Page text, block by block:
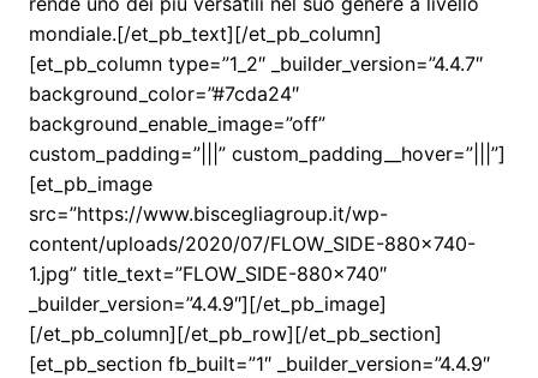
mondiale.[/et_pb_text][/et_pb_column]
[et_pb_column type=”1_2″ _builder_version=”4.4.7″
background_color=”#7cda24″
background_enable_image=”off”
custom_padding=”|||” custom_padding__hover=”|||”]
[et_pb_image
src=”https://www.biscegliagroup.it/wp-
content/uploads/2020/07/FLOW_SIDE-880×740-
1.jpg” title_text=”FLOW_SIDE-880×740″
_builder_version=”4.4.9″][/et_pb_image]
[/et_pb_column][/et_pb_row][/et_pb_section]
[et_pb_section fb_built=”1″ _builder_version=”4.4.9″